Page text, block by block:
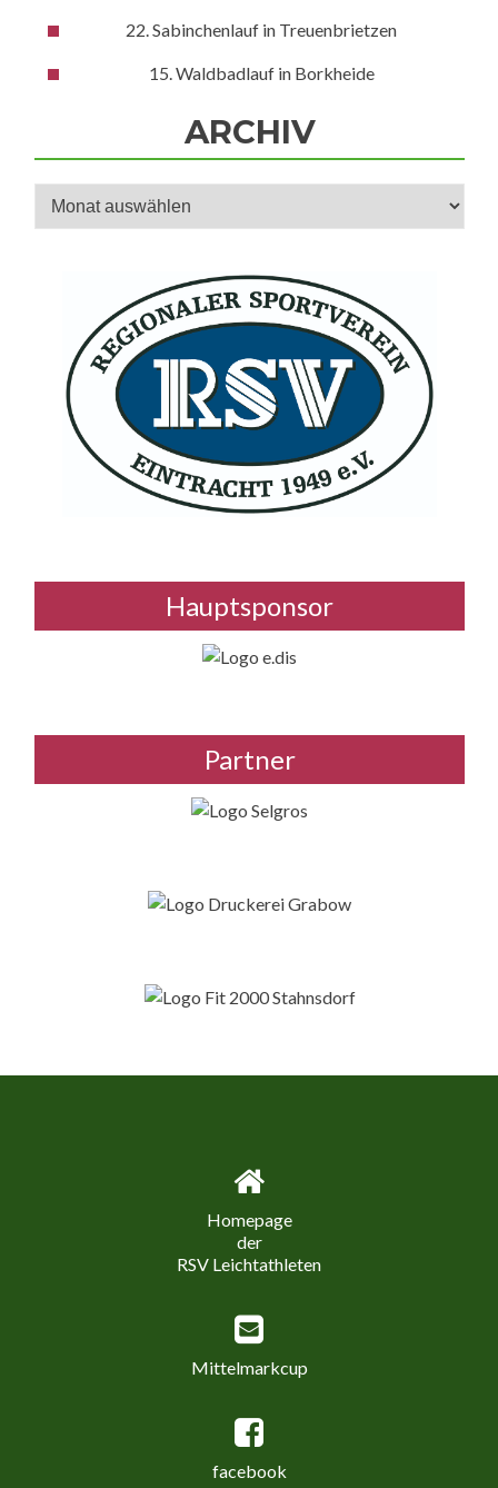
22. Sabinchenlauf in Treuenbrietzen
15. Waldbadlauf in Borkheide
ARCHIV
Archiv
Hauptsponsor
Partner
Homepage
der
RSV Leichtathleten
Mittelmarkcup
facebook